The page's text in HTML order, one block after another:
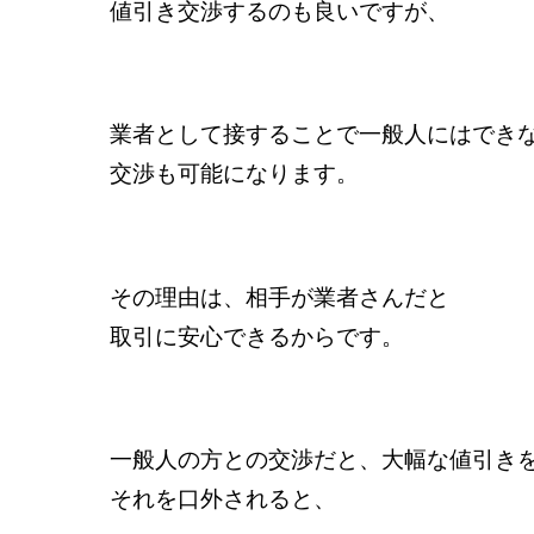
値引き交渉するのも良いですが、
業者として接することで一般人にはでき
交渉も可能になります。
その理由は、相手が業者さんだと
取引に安心できるからです。
一般人の方との交渉だと、大幅な値引き
それを口外されると、